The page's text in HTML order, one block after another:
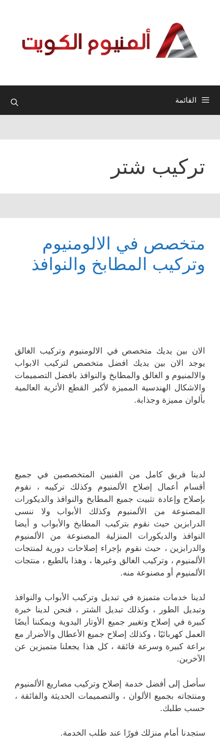
القائمة
تركيب شتر
متخصص في الالومنيوم
وتركيب المطابخ والنوافذ
الان بين يديك متخصص في الالومنيوم وتركيب الغالق
يوجد الان بين يديك افضل متخصص لتركيب الابواب
والالمنيوم و الغالق والمطابخ والنوافذ بافضل التصميمات
والاشكال الهندسية المميزة لأكبر القطع الأثرية العالمية
بألوان مميزة وجذابة.
لدينا فريق كامل من الفنيين المتخصصين في جميع
أقسام أعمال إصلاح الألمنيوم وكذلك تركيبه ، نقوم
بإصلاح وإعادة تثبيت جميع المطابخ والنوافذ والديكورات
المصنوعة من الألمنيوم وكذلك الأبواب ولا ننسى
الدرابزين حيث نقوم بتركيب المطابخ والأبواب و أيضا
النوافذ والديكورات المنزلية المصنوعة من الألمنيوم
والدرابزين ، حيث نقوم بإجراء إصلاحات دورية لمنتجات
الألمنيوم ، وتركيب الغالق وغيرها ، وهذا بالطبع ، منتجات
الألمنيوم أو مصنوعة منه.
لدينا خدمات متميزة في تبديل وتركيب الأبواب والنوافذ
وتبديل الطور ، وكذلك تبديل الشتر ، فنحن لدينا خبرة
كبيرة في إصلاح وتغيير جميع الأوتار اليدوية ويمكننا أيضًا
العمل كهربائيًا ، وكذلك إصلاح جميع الأعطال والأضرار مع
براعة كبيرة وسرعة فائقة ، كل هذا يجعلنا متميزين عن
الآخرين.
سأصل إلى أفضل خدمة إصلاح وتركيب مصاريع الألمنيوم
ومنتجاته بجميع الألوان ، والتصميمات الحديثة والفائقة ،
حسب طلبك.
ستجدنا أمام منزلك فورًا عند طلب الخدمة.